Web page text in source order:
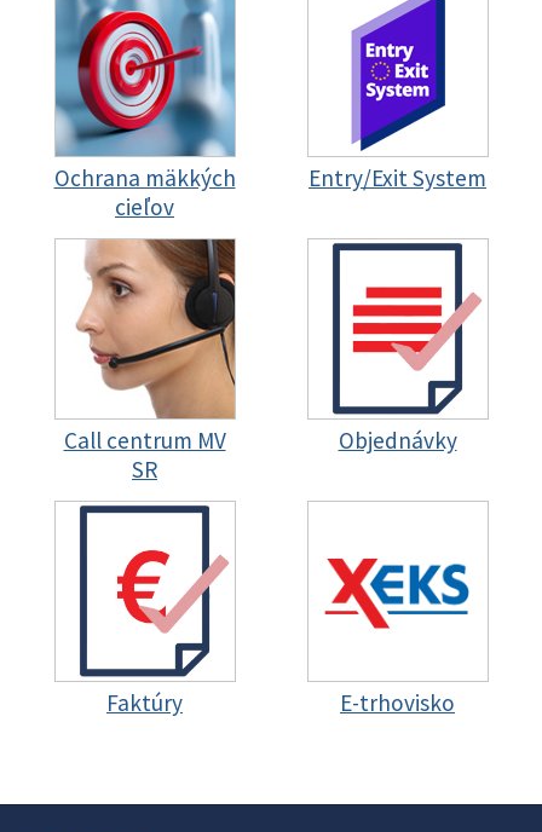
Ochrana mäkkých
cieľov
Entry/Exit System
Call centrum MV
SR
Objednávky
Faktúry E-trhovisko